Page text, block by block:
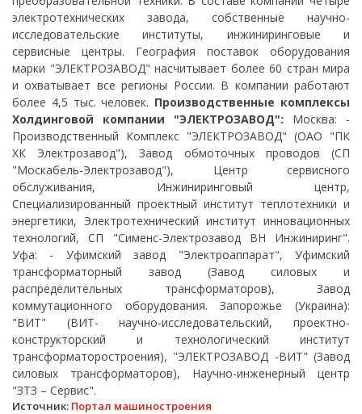
электротехнических завода, собственные научно-
исследовательские институты, инжиниринговые и
сервисные центры. География поставок оборудования
марки "ЭЛЕКТРОЗАВОД" насчитывает более 60 стран мира
и охватывает все регионы России. В компании работают
более 4,5 тыс. человек. Производственные комплексы
Холдинговой компании "ЭЛЕКТРОЗАВОД": Москва: -
Производственный Комплекс "ЭЛЕКТРОЗАВОД" (ОАО "ПК
ХК Электрозавод"), Завод обмоточных проводов (СП
"Москабель-Электрозавод"), Центр сервисного
обслуживания, Инжиниринговый центр,
Специализированный проектный институт теплотехники и
энергетики, Электротехнический институт инновационных
технологий, СП "Сименс-Электрозавод ВН Инжиниринг".
Уфа: - Уфимский завод "Электроаппарат", Уфимский
трансформаторный завод (Завод силовых и
распределительных трансформаторов), Завод
коммутационного оборудования. Запорожье (Украина):
"ВИТ" (ВИТ- научно-исследовательский, проектно-
конструкторский и технологический институт
трансформаторостроения), "ЭЛЕКТРОЗАВОД -ВИТ" (Завод
силовых трансформаторов), Научно-инженерный центр
"ЗТЗ – Сервис".
Источник: Портал машиностроения